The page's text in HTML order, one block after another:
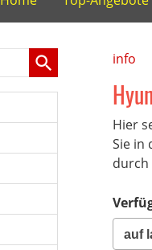
info
Hier
Sie in
durch